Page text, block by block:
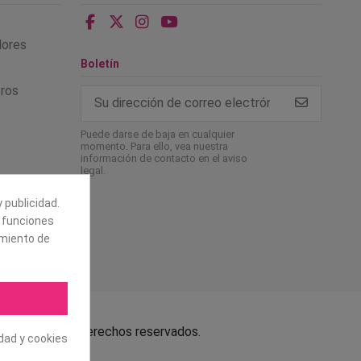
Boletín
Puede darse de baja en cualquier
momento. Para ello, vea nuestra
información de contacto en el aviso
legal.
Todos los derechos reservados.
publicidad.
de
y cookies